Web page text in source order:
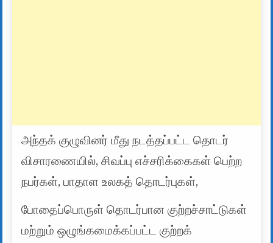
அந்தக் குழுவினர் மீது நடத்தப்பட்ட தொடர்
விசாரணையில், சிவப்பு எச்சரிக்கைகள் பெற்ற
நபர்கள், பாதாள உலகத் தொடர்புகள்,
போதைப்பொருள் தொடர்பான குற்றச்சாட்டுகள்
மற்றும் ஒழுங்கமைக்கப்பட்ட குற்றக்